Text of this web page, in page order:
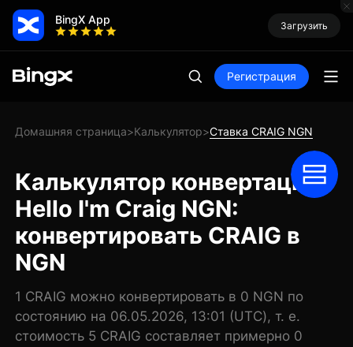
BingX App Загрузить
Регистрация
Домашняя страница>Калькулятор>Ставка CRAIG NGN
Калькулятор конвертации
Hello I'm Craig NGN:
конвертировать CRAIG в
NGN
1 CRAIG можно конвертировать в 0 NGN по
состоянию на 06.05.2026, 13:01 (UTC), т. е.
стоимость 5 CRAIG составляет примерно 0